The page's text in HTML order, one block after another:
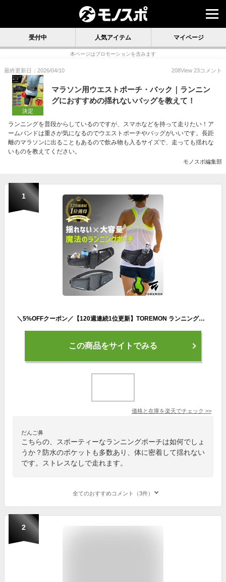
受付中 人気アイテム マイページ
本ページはプロモーションを含みます
最終更新日：2026/04/10 208View 23コメント
決定
マラソン用ウエストポーチ・バック｜ランニン
グにおすすめの揺れないバッグを教えて！
ランニングを普段からしているのですが、スマホなどを持って走りたい！ア
ームバンドは重さが気になるのでウエストポーチやバッグがいいです。長距
離のマラソンに出ることもあるので飲み物も入るサイズで、走っても揺れな
いものを教えてください。
モノスポ編集部
1
＼5%OFFクーポン／【120週連続1位更新】TOREMON ランニングポーチ ウエストポーチ 揺れない ランニングバッグ ジョギングポーチ 防水 ボトルポーチ ペットボトル 斜め掛け メンズ レディース スマホ iPhone ボディバッグ スポーツ ウォーキング マラソン 軽量
この商品をサイトでみる
価格と在庫を楽天でチェック >>
だんご鼻
こちらの、スポーティーなランニングポーチは如何でしょ
うか？防水のポケットも多数あり、体に密着して揺れない
です。ストレスなしで走れます。
全てのおすすめコメント（3件）
2